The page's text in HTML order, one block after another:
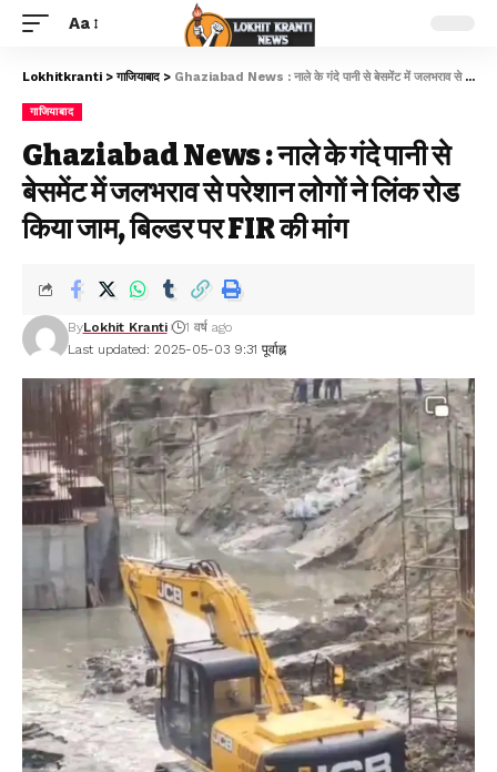
Aa
Lokhitkranti >गाजियाबाद > Ghaziabad News : नाले के गंदे पानी से बेसमेंट में जलभराव से परेशान लोगों ने लिंक रोड किया जाम, बिल्डर पर FIR की मांग
गाजियाबाद
Ghaziabad News : नाले के गंदे पानी से
बेसमेंट में जलभराव से परेशान लोगों ने लिंक रोड
किया जाम, बिल्डर पर FIR की मांग
Last updated: 2025-05-03 9:31 पूर्वाह्न
ByLokhit Kranti 1 वर्ष ago